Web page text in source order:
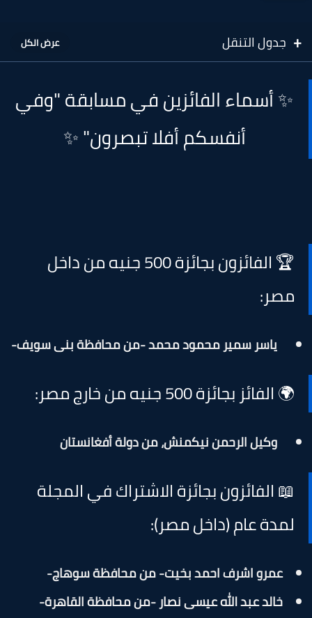
جدول التنقل
✨ أسماء الفائزين في مسابقة "وفي
أنفسكم أفلا تبصرون" ✨
🏆 الفائزون بجائزة 500 جنيه من داخل
مصر:
ياسر سمير محمود محمد -من محافظة بنى سويف-
🌍 الفائز بجائزة 500 جنيه من خارج مصر:
وكيل الرحمن نيكمنش، من دولة أفغانستان
📖 الفائزون بجائزة الاشتراك في المجلة
لمدة عام (داخل مصر):
عمرو اشرف احمد بخيت- من محافظة سوهاج-
خالد عبد الله عيسى نصار -من محافظة القاهرة-